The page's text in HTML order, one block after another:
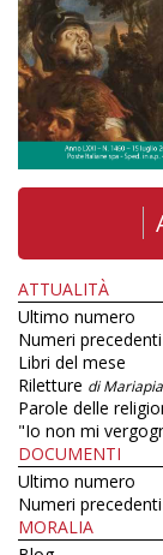
ATTUALITÀ
Ultimo numero
Numeri precedenti
Libri del mese
Riletture di
Parole delle
"Io non mi
DOCUMENTI
Ultimo numero
Numeri precedenti
MORALIA